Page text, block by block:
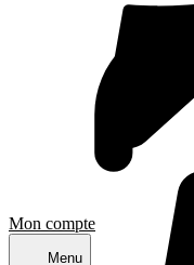
Mon compte
Menu